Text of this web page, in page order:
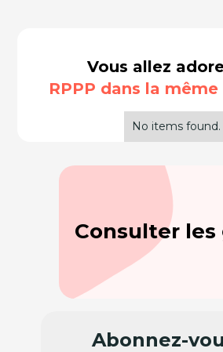
Vous allez
RPPP dans la
No items found.
Consulter les
Abonnez-